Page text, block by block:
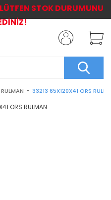
33213 65X120X41 ORS
STOK DURUMUNU